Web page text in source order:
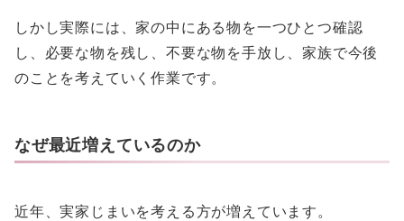
しかし実際には、家の中にある物を一つひとつ確認
し、必要な物を残し、不要な物を手放し、家族で今後
のことを考えていく作業です。
なぜ最近増えているのか
近年、実家じまいを考える方が増えています。